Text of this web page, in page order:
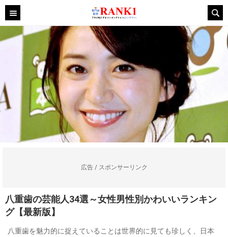
広告 / スポンサーリンク
八重歯の芸能人34選～女性男性別かわいいランキン
グ【最新版】
八重歯を魅力的に捉えていることは世界的に見ても珍しく、日本